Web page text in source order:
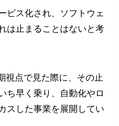
ビス化され、ソフトウェ
は止まることはないと考
視点で見た際に、その止
ち早く乗り、自動化やロ
スした事業を展開してい